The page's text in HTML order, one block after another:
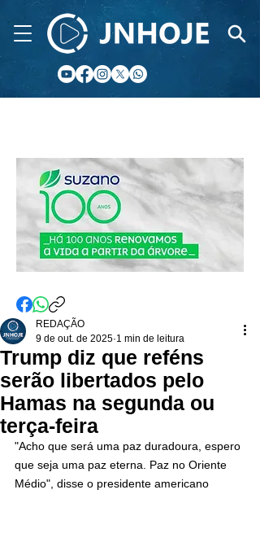
Trump diz que reféns
serão libertados pelo
Hamas na segunda ou
terça-feira
REDAÇÃO
9 de out. de 2025 1 min de leitura
"Acho que será uma paz duradoura, espero
que seja uma paz eterna. Paz no Oriente
Médio", disse o presidente americano